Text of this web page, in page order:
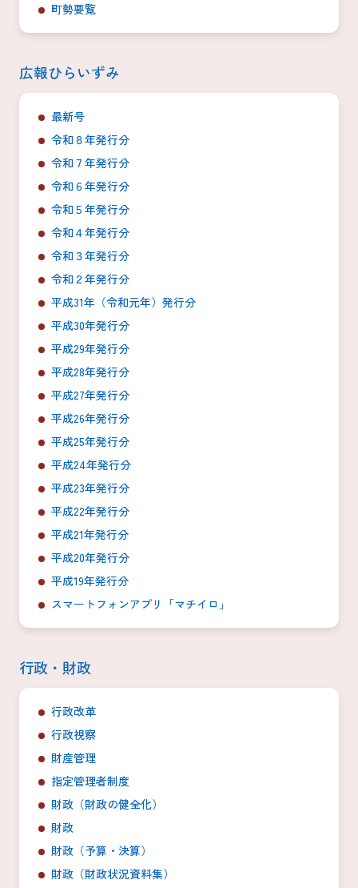
町勢要覧
広報ひらいずみ
最新号
令和８年発行分
令和７年発行分
令和６年発行分
令和５年発行分
令和４年発行分
令和３年発行分
令和２年発行分
平成31年（令和元年）発行分
平成30年発行分
平成29年発行分
平成28年発行分
平成27年発行分
平成26年発行分
平成25年発行分
平成24年発行分
平成23年発行分
平成22年発行分
平成21年発行分
平成20年発行分
平成19年発行分
スマートフォンアプリ「マチイロ」
行政・財政
行政改革
行政視察
財産管理
指定管理者制度
財政（財政の健全化）
財政
財政（予算・決算）
財政（財政状況資料集）